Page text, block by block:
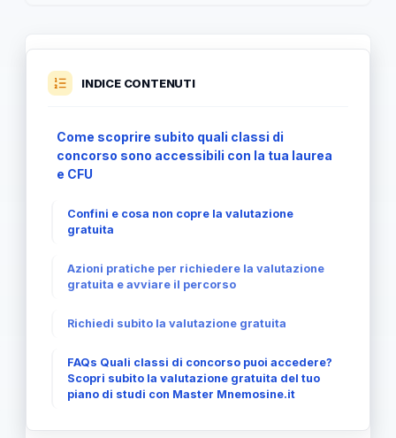
INDICE CONTENUTI
Come scoprire subito quali classi di
concorso sono accessibili con la tua laurea
e CFU
Confini e cosa non copre la valutazione
gratuita
Azioni pratiche per richiedere la valutazione
gratuita e avviare il percorso
Richiedi subito la valutazione gratuita
FAQs Quali classi di concorso puoi accedere?
Scopri subito la valutazione gratuita del tuo
piano di studi con Master Mnemosine.it